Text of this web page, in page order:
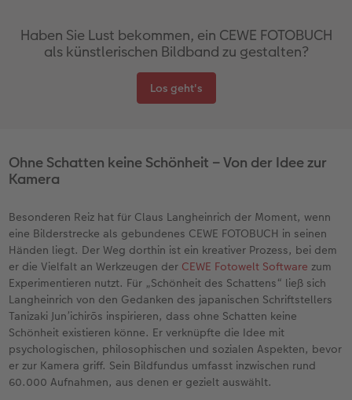
Haben Sie Lust bekommen, ein CEWE FOTOBUCH
als künstlerischen Bildband zu gestalten?
Los geht's
Ohne Schatten keine Schönheit – Von der Idee zur
Kamera
Besonderen Reiz hat für Claus Langheinrich der Moment, wenn
eine Bilderstrecke als gebundenes CEWE FOTOBUCH in seinen
Händen liegt. Der Weg dorthin ist ein kreativer Prozess, bei dem
er die Vielfalt an Werkzeugen der CEWE Fotowelt Software zum
Experimentieren nutzt. Für „Schönheit des Schattens“ ließ sich
Langheinrich von den Gedanken des japanischen Schriftstellers
Tanizaki Jun’ichirōs inspirieren, dass ohne Schatten keine
Schönheit existieren könne. Er verknüpfte die Idee mit
psychologischen, philosophischen und sozialen Aspekten, bevor
er zur Kamera griff. Sein Bildfundus umfasst inzwischen rund
60.000 Aufnahmen, aus denen er gezielt auswählt.